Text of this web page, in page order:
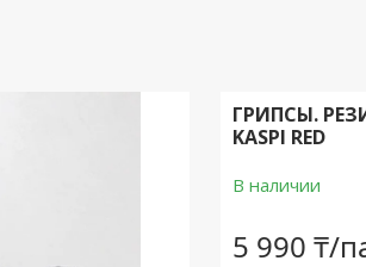
ГРИПСЫ.
KASPI RED
В наличии
5 990 ₸/